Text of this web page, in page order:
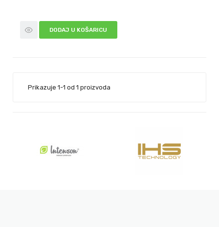
DODAJ U KOŠARICU
Prikazuje 1-1 od 1 proizvoda